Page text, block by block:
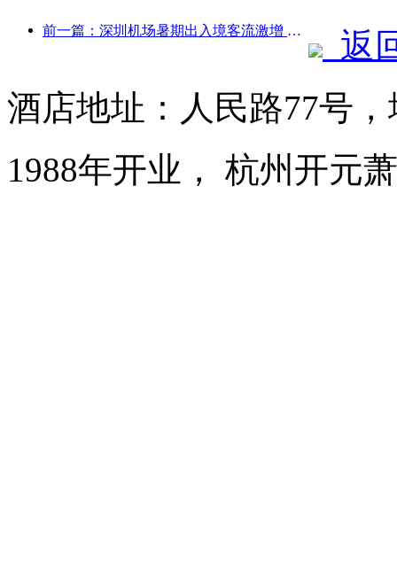
前一篇：深圳机场暑期出入境客流激增 多家外航加密中国航线
返
酒店地址：人民路77号
1988年开业， 杭州开